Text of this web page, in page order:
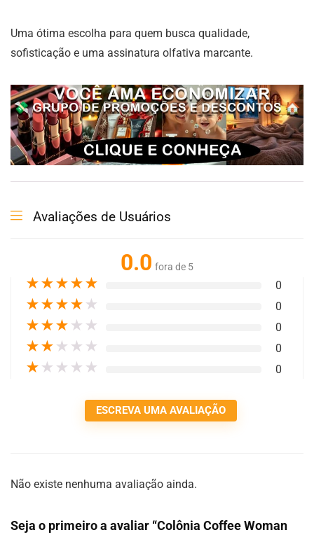
Uma ótima escolha para quem busca qualidade,
sofisticação e uma assinatura olfativa marcante.
Avaliações de Usuários
0.0 fora de 5
★★★★★ 0
★★★★ ★ 0
★★★ ★ ★ 0
★★ ★ ★ ★ 0
★ ★ ★ ★ ★ 0
ESCREVA UMA AVALIAÇÃO
Não existe nenhuma avaliação ainda.
Seja o primeiro a avaliar “Colônia Coffee Woman